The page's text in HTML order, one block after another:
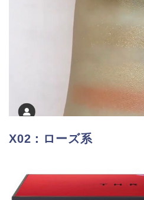
X02：ローズ系